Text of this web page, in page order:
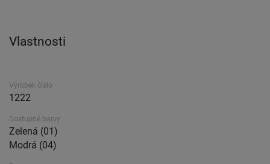
Vlastnosti
Výrobek číslo
1222
Dostupné barvy
Zelená (01)
Modrá (04)